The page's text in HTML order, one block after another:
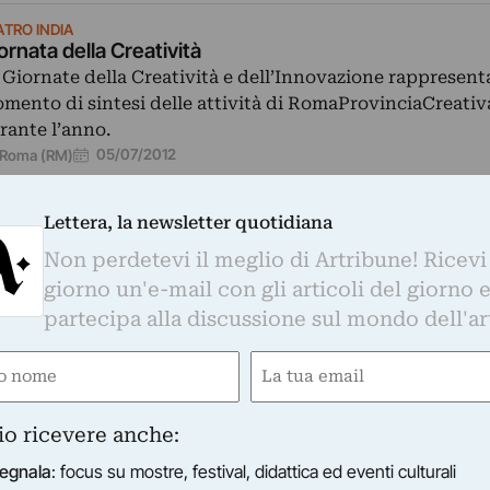
INDIA
della Creatività
Giornate della Creatività e dell’Innovazione
di sintesi delle attività di
l’anno.
Roma (RM) 05/07/2012
INDIA
Festival
internazionale di Urban Art per una seconda
suo genere, con artisti provenienti da tutto il mondo…
Roma (RM) 14/10/2011
è un luogo, e un tempo anche, che accoglie una
Lettera, la newsletter quotidiana
Non perdetevi il meglio di Artribune! Ricevi
giorno un'e-mail con gli articoli del giorno e
partecipa alla discussione sul mondo
Email
ricevere anche:
: focus su mostre, festival, didattica ed eventi culturali